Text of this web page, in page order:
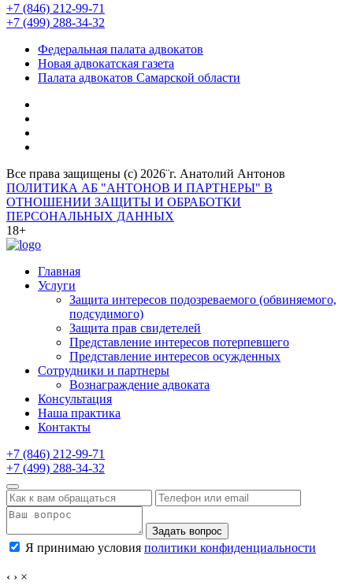
+7 (846) 212-99-71
+7 (499) 288-34-32
Федеральная палата адвокатов
Новая адвокатская газета
Палата адвокатов Самарской области
Все права защищены (с) 2026¨г. Анатолий Антонов
ПОЛИТИКА АБ "АНТОНОВ И ПАРТНЕРЫ" В
ОТНОШЕНИИ ЗАЩИТЫ И ОБРАБОТКИ
ПЕРСОНАЛЬНЫХ ДАННЫХ
18+
Главная
Услуги
Защита интересов подозреваемого (обвиняемого,
подсудимого)
Защита прав свидетелей
Представление интересов потерпевшего
Представление интересов осужденных
Сотрудники и партнеры
Вознаграждение адвоката
Консультация
Наша практика
Контакты
+7 (846) 212-99-71
+7 (499) 288-34-32
Задать вопрос
Я принимаю условия политики конфиденциальности
‹ › ×